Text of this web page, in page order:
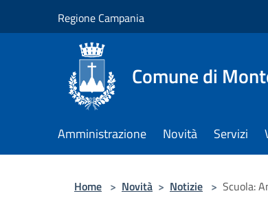
Regione Campania
Comune di
Amministrazione Novità Servizi
Home > Novità > Notizie > Scuola: